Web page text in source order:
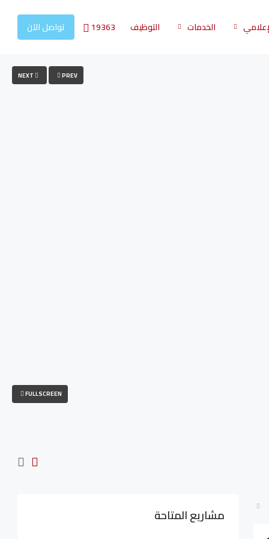
الخدمات التوظيف 19363 تواصل الآن
PREV
NEXT
FULLSCREEN
مشاريع المتاحة